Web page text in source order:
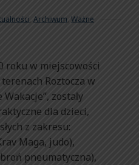
Archiwum, Ważne
roku w miejscowości
Roztocza w
zostały
dla dzieci,
z zakresu:
Maga, judo),
pneumatyczna),